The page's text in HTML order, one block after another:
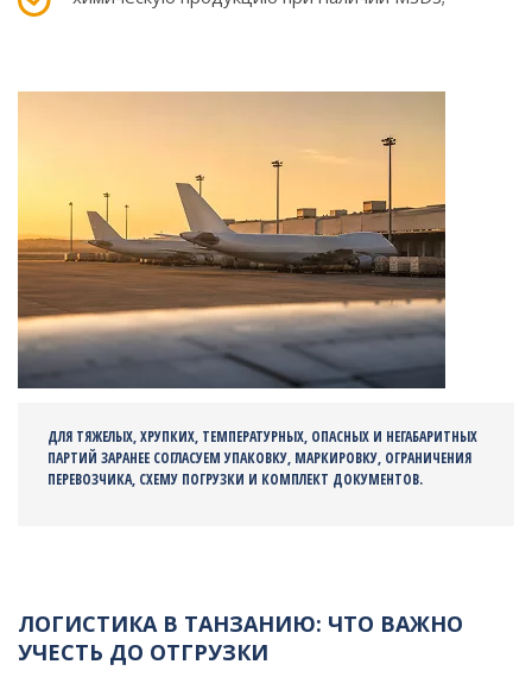
ДЛЯ ТЯЖЕЛЫХ, ХРУПКИХ, ТЕМПЕРАТУРНЫХ, ОПАСНЫХ И НЕГАБАРИТНЫХ
ПАРТИЙ ЗАРАНЕЕ СОГЛАСУЕМ УПАКОВКУ, МАРКИРОВКУ, ОГРАНИЧЕНИЯ
ПЕРЕВОЗЧИКА, СХЕМУ ПОГРУЗКИ И КОМПЛЕКТ ДОКУМЕНТОВ.
ЛОГИСТИКА В ТАНЗАНИЮ: ЧТО ВАЖНО
УЧЕСТЬ ДО ОТГРУЗКИ